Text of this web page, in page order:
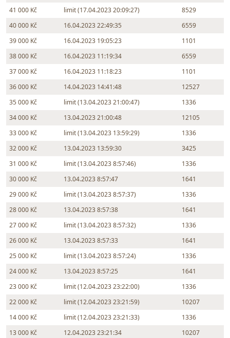
41 000 Kč
limit (17.04.2023 20:09:27)
8529
40 000 Kč
16.04.2023 22:49:35
6559
39 000 Kč
16.04.2023 19:05:23
1101
38 000 Kč
16.04.2023 11:19:34
6559
37 000 Kč
16.04.2023 11:18:23
1101
36 000 Kč
14.04.2023 14:41:48
12527
35 000 Kč
limit (13.04.2023 21:00:47)
1336
34 000 Kč
13.04.2023 21:00:48
12105
33 000 Kč
limit (13.04.2023 13:59:29)
1336
32 000 Kč
13.04.2023 13:59:30
3425
31 000 Kč
limit (13.04.2023 8:57:46)
1336
30 000 Kč
13.04.2023 8:57:47
1641
29 000 Kč
limit (13.04.2023 8:57:37)
1336
28 000 Kč
13.04.2023 8:57:38
1641
27 000 Kč
limit (13.04.2023 8:57:32)
1336
26 000 Kč
13.04.2023 8:57:33
1641
25 000 Kč
limit (13.04.2023 8:57:24)
1336
24 000 Kč
13.04.2023 8:57:25
1641
23 000 Kč
limit (12.04.2023 23:22:00)
1336
22 000 Kč
limit (12.04.2023 23:21:59)
10207
14 000 Kč
limit (12.04.2023 23:21:33)
1336
13 000 Kč
12.04.2023 23:21:34
10207